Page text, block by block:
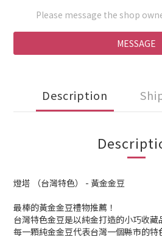
Please message the shop
MESSAGE
Description
燈塔 （台灣特色） - 黃金金豆
最棒的黃金金豆禮物推薦！
台灣特色金豆是以純金打造的小巧收藏
每一顆純金金豆代表台灣一個縣市的特